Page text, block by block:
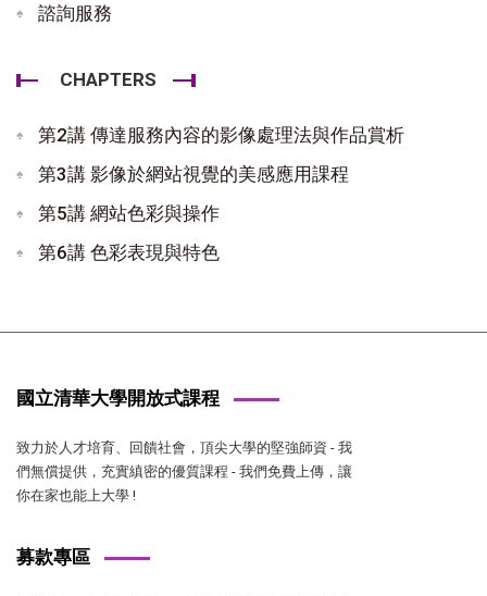
諮詢服務
CHAPTERS
第2講 傳達服務內容的影像處理法與作品賞析
第3講 影像於網站視覺的美感應用課程
第5講 網站色彩與操作
第6講 色彩表現與特色
國立清華大學開放式課程
致力於人才培育、回饋社會，頂尖大學的堅強師資 - 我
們無償提供，充實縝密的優質課程 - 我們免費上傳，讓
你在家也能上大學 !
募款專區